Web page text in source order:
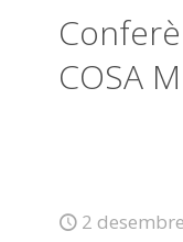
COSA
2